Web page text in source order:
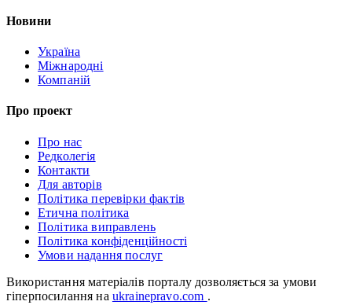
Новини
Україна
Міжнародні
Компаній
Про проект
Про нас
Редколегія
Контакти
Для авторів
Політика перевірки фактів
Етична політика
Політика виправлень
Політика конфіденційності
Умови надання послуг
Використання матеріалів порталу дозволяється за умови
гіперпосилання на ukrainepravo.com .